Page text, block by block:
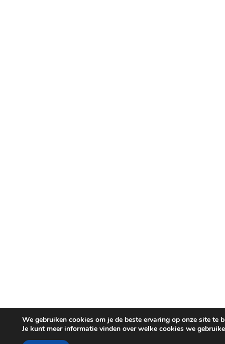
We gebruiken cookies om je de beste ervaring op onze site te
Je kunt meer informatie vinden over welke cookies we